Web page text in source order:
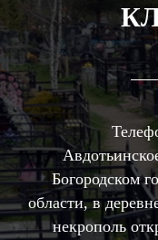
Богородском
области, в
некрополь